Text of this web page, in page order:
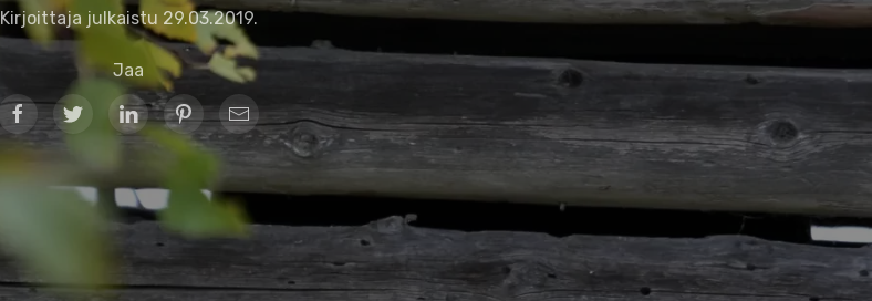
Kirjoittaja julkaistu 29.03.2019.
Jaa